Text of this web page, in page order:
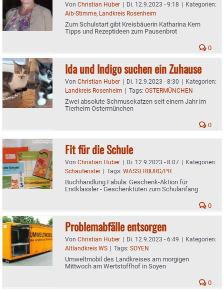
Von Christian Huber | Di. 12.9.2023 - 9:18 | Kategorien:
Aib-Stimme, Landkreis Rosenheim
Zum Schulstart gibt Kreisbäuerin Katharina Kern
Tipps und Rezeptideen zum Pausenbrot
0
Ida und Indigo suchen ein Zuhause
Von Christian Huber | Di. 12.9.2023 - 8:30 | Kategorien:
Landkreis Rosenheim | Tags: OSTERMÜNCHEN
Zwei absolute Schmusekatzen seit einem Jahr im
Tierheim Ostermünchen
0
Fit für die Schule
Von Christian Huber | Di. 12.9.2023 - 8:07 | Kategorien:
Schaufenster | Tags: WASSERBURG/PR
Buchhandlung Fabula: Geschenk-Aktion für
Erstklassler - Geschenktüten zum Schulanfang
0
Problemabfälle entsorgen
Von Christian Huber | Di. 12.9.2023 - 6:49 | Kategorien:
Altlandkreis WS | Tags: SOYEN
Umweltmobil des Landkreises am morgigen
Mittwoch am Wertstoffhof in Soyen
0